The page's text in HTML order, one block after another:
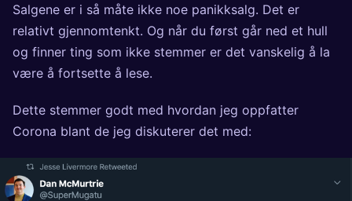
Salgene er i så måte ikke noe panikksalg. Det er
relativt gjennomtenkt. Og når du først går ned et hull
og finner ting som ikke stemmer er det vanskelig å la
være å fortsette å lese.
Dette stemmer godt med hvordan jeg oppfatter
Corona blant de jeg diskuterer det med: